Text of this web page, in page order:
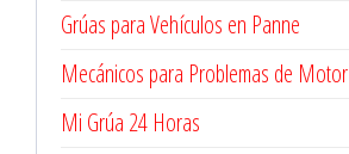
Grúas para Vehículos en Panne
Mecánicos para Problemas de Motor
Mi Grúa 24 Horas